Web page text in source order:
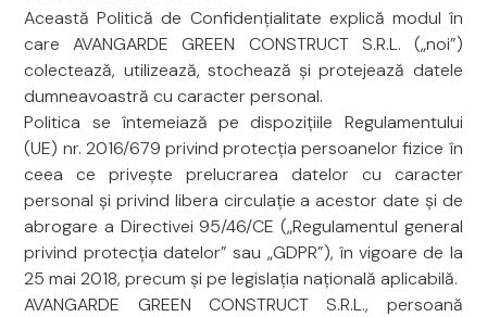
Această Politică de Confidențialitate explică modul în
care AVANGARDE GREEN CONSTRUCT S.R.L. („noi”)
colectează, utilizează, stochează și protejează datele
dumneavoastră cu caracter personal.
Politica se întemeiază pe dispozițiile Regulamentului
(UE) nr. 2016/679 privind protecția persoanelor fizice în
ceea ce privește prelucrarea datelor cu caracter
personal și privind libera circulație a acestor date și de
abrogare a Directivei 95/46/CE („Regulamentul general
privind protecția datelor” sau „GDPR”), în vigoare de la
25 mai 2018, precum și pe legislația națională aplicabilă.
AVANGARDE GREEN CONSTRUCT S.R.L., persoană